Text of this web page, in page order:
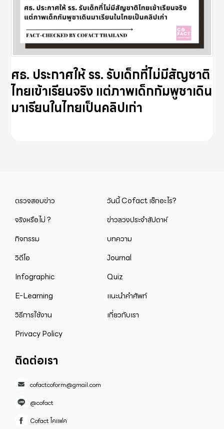
ศธ. ประกาศให้ รร. รับเด็กที่ไม่มีสัญชาติ
ไทยเข้าเรียนจริง แต่ภาพเด็กกัมพูชาเดิน
มาเรียนในไทยเป็นคลิปเก่า
ตรวจสอบข่าว
วันนี้ Cofact เช็กอะไร?
จริงหรือไม่ ?
ข่าวลวงประจำสัปดาห์
กิจกรรม
บทความ
วิดีโอ
Journal
Infographic
Quiz
E-Learning
แนะนำคำศัพท์
วิธีการใช้งาน
เกี่ยวกับเรา
Privacy Policy
ติดต่อเรา
cofactcoform@gmail.com
@cofact
Cofact โคแฟค